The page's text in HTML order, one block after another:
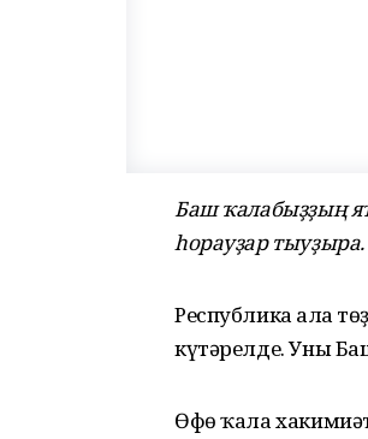
Баш ҡалабыҙҙың
һорауҙар тыуҙыра.
Республика Ҡала
күтәрелде. Уны
Өфө ҡала